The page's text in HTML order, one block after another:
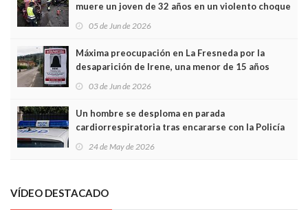
muere un joven de 32 años en un violento choque
frontal
05 de Jun de 2026
Máxima preocupación en La Fresneda por la
desaparición de Irene, una menor de 15 años
03 de Jun de 2026
Un hombre se desploma en parada
cardiorrespiratoria tras encararse con la Policía
Local en Luanco
24 de May de 2026
VÍDEO DESTACADO